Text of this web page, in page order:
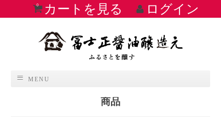
カートを見る
0 ログイン
MENU
商品